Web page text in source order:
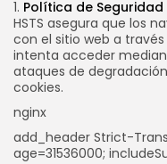
1. Política de
HSTS asegura que los
con el sitio web a través
intenta acceder
ataques de
cookies.
nginx
add_header Strict-
age=31536000;